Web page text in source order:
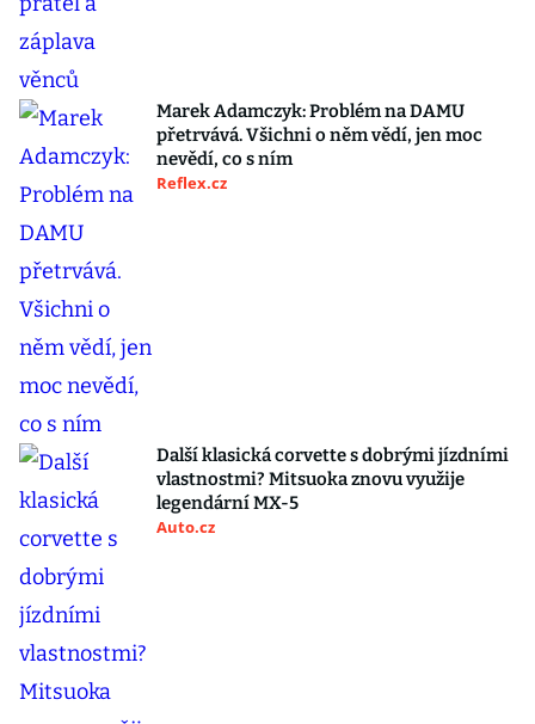
Marek Adamczyk: Problém na DAMU
přetrvává. Všichni o něm vědí, jen moc
nevědí, co s ním
Reflex.cz
Další klasická corvette s dobrými jízdními
vlastnostmi? Mitsuoka znovu využije
legendární MX-5
Auto.cz